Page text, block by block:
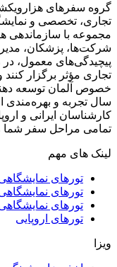
گروه سفرهای
تجاری، تخصصی و
مجموعه با
شرکت‌ها، پزشکان،
پیچیدگی‌های معمول، در
تجاری مؤثر برگزار کنند
سال تجربه و بهره‌مندی
کارشناسان ایرانی و
تمامی مراحل سفر
لینک های مهم
تورهای
تورهای نمایشگاهی
تورهای
تورهای اروپایی
ویزا